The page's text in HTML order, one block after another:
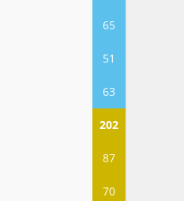
65
51
63
202
87
70